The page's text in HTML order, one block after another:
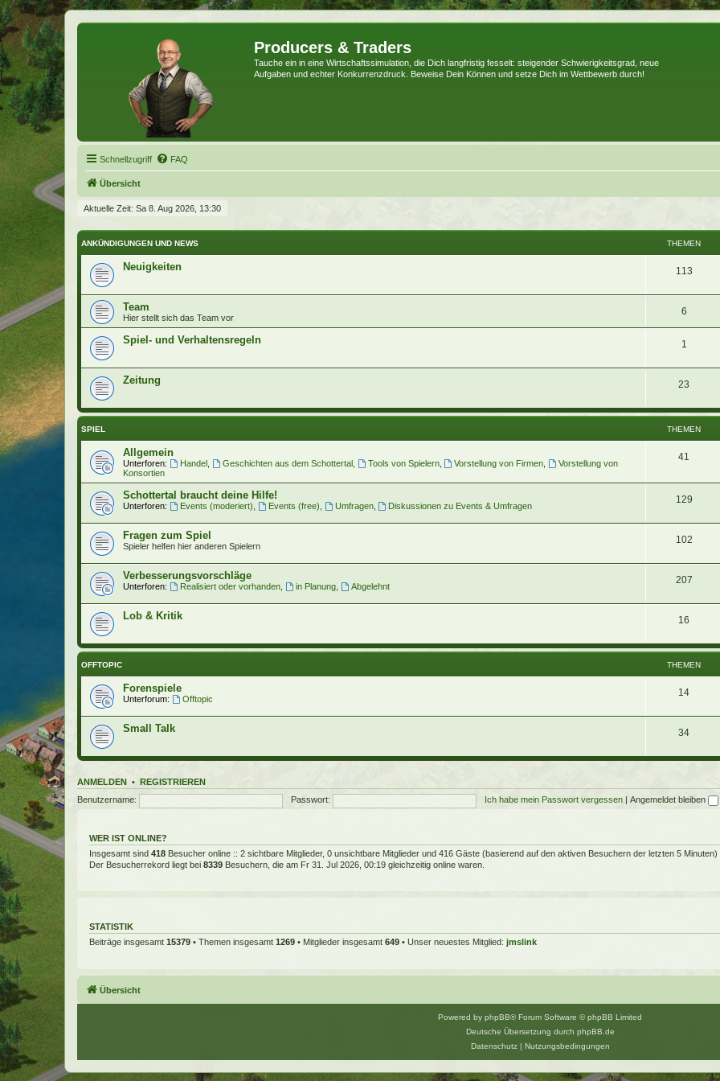
Producers & Traders
Tauche ein in eine Wirtschaftssimulation, die Dich langfristig fesselt: steigender Schwierigkeitsgrad, neue
Aufgaben und echter Konkurrenzdruck. Beweise Dein Können und setze Dich im Wettbewerb durch!
Schnellzugriff FAQ
Übersicht
Aktuelle Zeit: Sa 8. Aug 2026, 13:30
ANKÜNDIGUNGEN UND NEWS THEMEN
Neuigkeiten 113
Team
Hier stellt sich das Team vor
6
Spiel- und Verhaltensregeln 1
Zeitung 23
SPIEL THEMEN
Allgemein
Unterforen: Handel, Geschichten aus dem Schottertal, Tools von Spielern, Vorstellung von Firmen
Vorstellung von
Konsortien
41
Schottertal braucht deine Hilfe!
Unterforen: Events (moderiert) Events (free) Umfragen, Diskussionen zu Events & Umfragen
129
Fragen zum Spiel
Spieler helfen hier anderen Spielern
102
Verbesserungsvorschläge
Unterforen: Realisiert oder vorhanden, in Planung, Abgelehnt
207
Lob & Kritik 16
OFFTOPIC THEMEN
Forenspiele
Unterforum: Offtopic
14
Small Talk 34
ANMELDEN • REGISTRIEREN
Benutzername:
Passwort: Ich habe mein Passwort vergessen Angemeldet bleiben
WER IST ONLINE?
Insgesamt sind 418 Besucher online :: 2 sichtbare Mitglieder, 0 unsichtbare Mitglieder und 416 Gäste (basierend auf den aktiven Besuchern der letzten 5 Minuten)
Der Besucherrekord liegt bei 8339 Besuchern, die am Fr 31. Jul 2026, 00:19 gleichzeitig online waren.
STATISTIK
Beiträge insgesamt 15379 • Themen insgesamt 1269 • Mitglieder insgesamt 649 • Unser neuestes Mitglied: jmslink
Übersicht
Powered by phpBB® Forum Software © phpBB Limited
Deutsche Übersetzung durch phpBB.de
Datenschutz| Nutzungsbedingungen